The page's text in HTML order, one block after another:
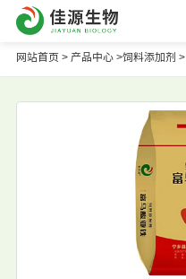
网站首页 > 产品中心 >饲料添加剂 >